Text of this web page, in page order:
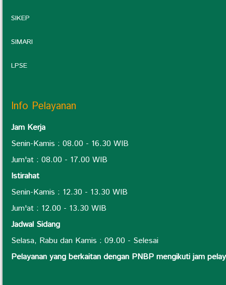
SIKEP
SIMARI
LPSE
Info Pelayanan
Jam Kerja
Senin-Kamis : 08.00 - 16.30 WIB
Jum'at : 08.00 - 17.00 WIB
Istirahat
Senin-Kamis : 12.30 - 13.30 WIB
Jum'at : 12.00 - 13.30 WIB
Jadwal Sidang
Selasa, Rabu dan Kamis : 09.00 - Selesai
Pelayanan yang berkaitan dengan PNBP mengikuti jam